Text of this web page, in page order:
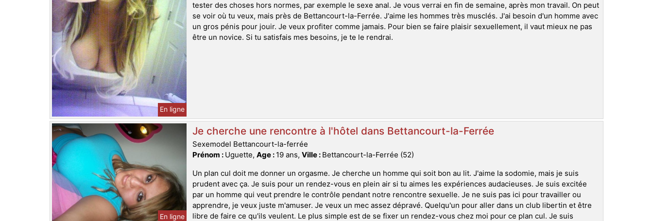
En ligne
tester des choses hors normes, par exemple le sexe anal. Je vous verrai en fin de semaine, après mon travail. On peut
se voir où tu veux, mais près de Bettancourt-la-Ferrée. J'aime les hommes très musclés. J'ai besoin d'un homme avec
un gros pénis pour jouir. Je veux profiter comme jamais. Pour bien se faire plaisir sexuellement, il vaut mieux ne pas
être un novice. Si tu satisfais mes besoins, je te le rendrai.
En ligne
Je cherche une rencontre à l'hôtel dans Bettancourt-la-Ferrée
Sexemodel Bettancourt-la-ferrée
Prénom : Uguette, Age : 19 ans, Ville : Bettancourt-la-Ferrée (52)
Un plan cul doit me donner un orgasme. Je cherche un homme qui soit bon au lit. J'aime la sodomie, mais je suis
prudent avec ça. Je suis pour un rendez-vous en plein air si tu aimes les expériences audacieuses. Je suis excitée
par un homme qui veut prendre le contrôle pendant notre rencontre sexuelle. Je ne suis pas ici pour travailler ou
apprendre, je veux juste m'amuser. Je veux un mec assez dépravé. Quelqu'un pour aller dans un club libertin et être
libre de faire ce qu'ils veulent. Le plus simple est de se fixer un rendez-vous chez moi pour ce plan cul. Je suis